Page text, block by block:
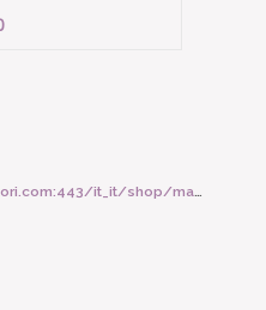
collane_e_girocolli/maman_et_sophie_girocollo_deco_catena/5535